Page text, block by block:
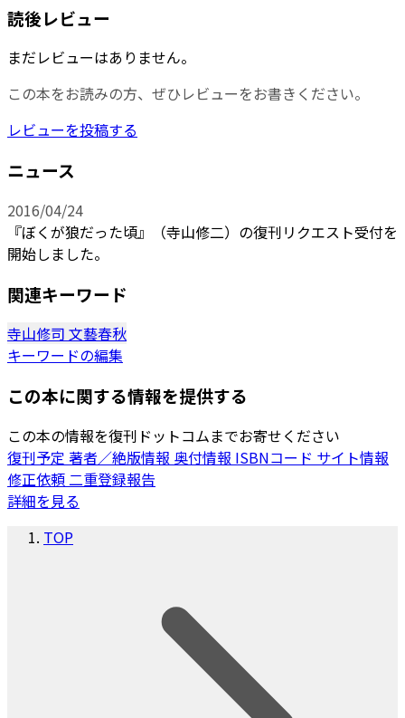
読後レビュー
まだレビューはありません。
この本をお読みの方、ぜひレビューをお書きください。
レビューを投稿する
ニュース
2016/04/24
『ぼくが狼だった頃』（寺山修二）の復刊リクエスト受付を
開始しました。
関連キーワード
寺山修司 文藝春秋
キーワードの編集
この本に関する情報を提供する
この本の情報を復刊ドットコムまでお寄せください
復刊予定 著者／絶版情報 奥付情報 ISBNコード サイト情報
修正依頼 二重登録報告
詳細を見る
TOP